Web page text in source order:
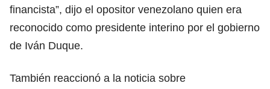
financista”, dijo el opositor venezolano quien era
reconocido como presidente interino por el gobierno
de Iván Duque.
También reaccionó a la noticia sobre